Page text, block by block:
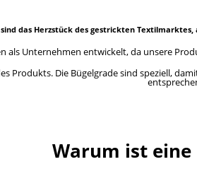
das Herzstück des gestrickten Textilmarktes,
als Unternehmen entwickelt, da unsere
Produkts. Die Bügelgrade sind speziell,
Warum ist